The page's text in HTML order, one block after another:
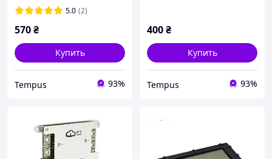
5.0 (2)
570₴
Купить
Tempus 93%
400₴
Купить
Tempus 93%